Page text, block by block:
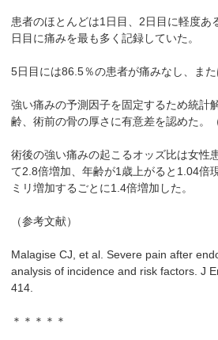
患者のほとんどは1日目、2日目に軽度あ
日目に痛みを最も多く記録していた。
5日目には86.5％の患者が痛みなし、また
強い痛みの予測因子を固定するため統計
齢、術前の骨の厚さに有意差を認めた。
術後の強い痛みの起こるオッズ比は女性
て2.8倍増加、年齢が1歳上がると1.04倍
ミリ増加するごとに1.4倍増加した。
（参考文献）
Malagise CJ, et al. Severe pain after
analysis of incidence and risk factors. J
414.
＊＊＊＊＊